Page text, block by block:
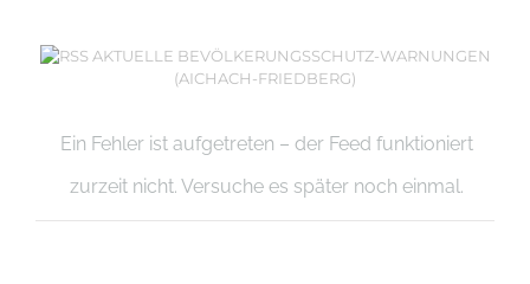
AKTUELLE BEVÖLKERUNGSSCHUTZ-WARNUNGEN
(AICHACH-FRIEDBERG)
Ein Fehler ist aufgetreten – der Feed funktioniert
zurzeit nicht. Versuche es später noch einmal.